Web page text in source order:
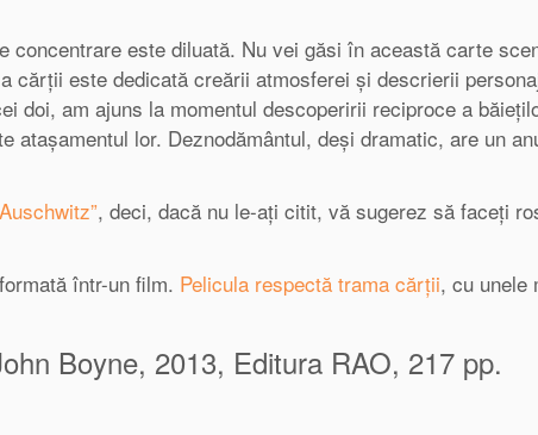
concentrare este diluată. Nu vei găsi în această carte
cărții este dedicată creării atmosferei și descrierii
doi, am ajuns la momentul descoperirii reciproce a
atașamentul lor. Deznodământul, deși dramatic, are un
, deci, dacă nu le-ați citit, vă sugerez să faceți
într-un film. Pelicula respectă trama cărții, cu unele
Boyne, 2013, Editura RAO, 217 pp.